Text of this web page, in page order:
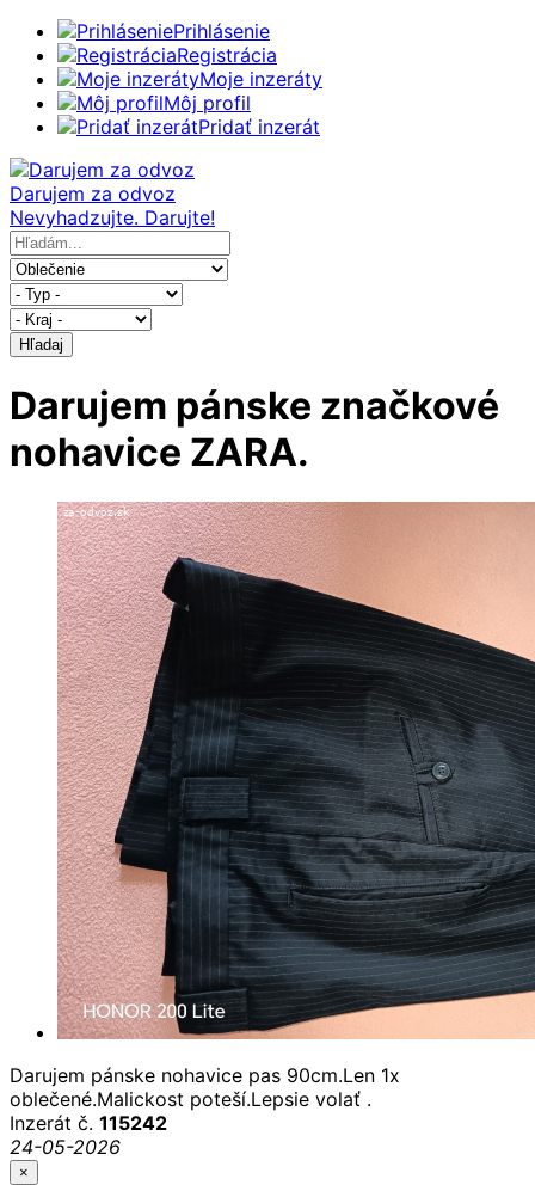
Prihlásenie
Registrácia
Moje inzeráty
Môj profil
Pridať inzerát
Darujem za odvoz
Nevyhadzujte. Darujte!
Hľadaj
Darujem pánske značkové
nohavice ZARA.
Darujem pánske nohavice pas 90cm.Len 1x
oblečené.Malickost poteší.Lepsie volať .
Inzerát č. 115242
24-05-2026
×